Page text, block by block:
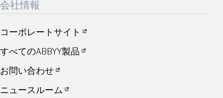
会社情報
コーポレートサイト
すべてのABBYY製品
お問い合わせ
ニュースルーム